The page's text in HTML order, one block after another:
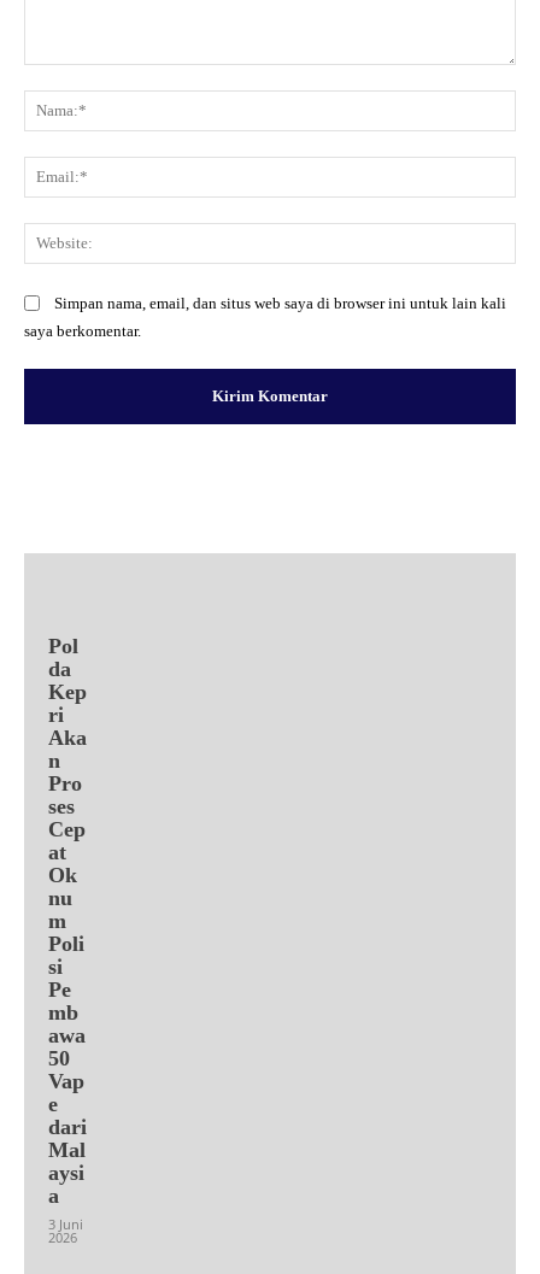
Simpan nama, email, dan situs web saya di browser ini untuk lain kali
saya berkomentar.
Pol
da
Kep
ri
Aka
n
Pro
ses
Cep
at
Ok
nu
m
Poli
si
Pe
mb
awa
50
Vap
e
dari
Mal
aysi
a
3 Juni
2026